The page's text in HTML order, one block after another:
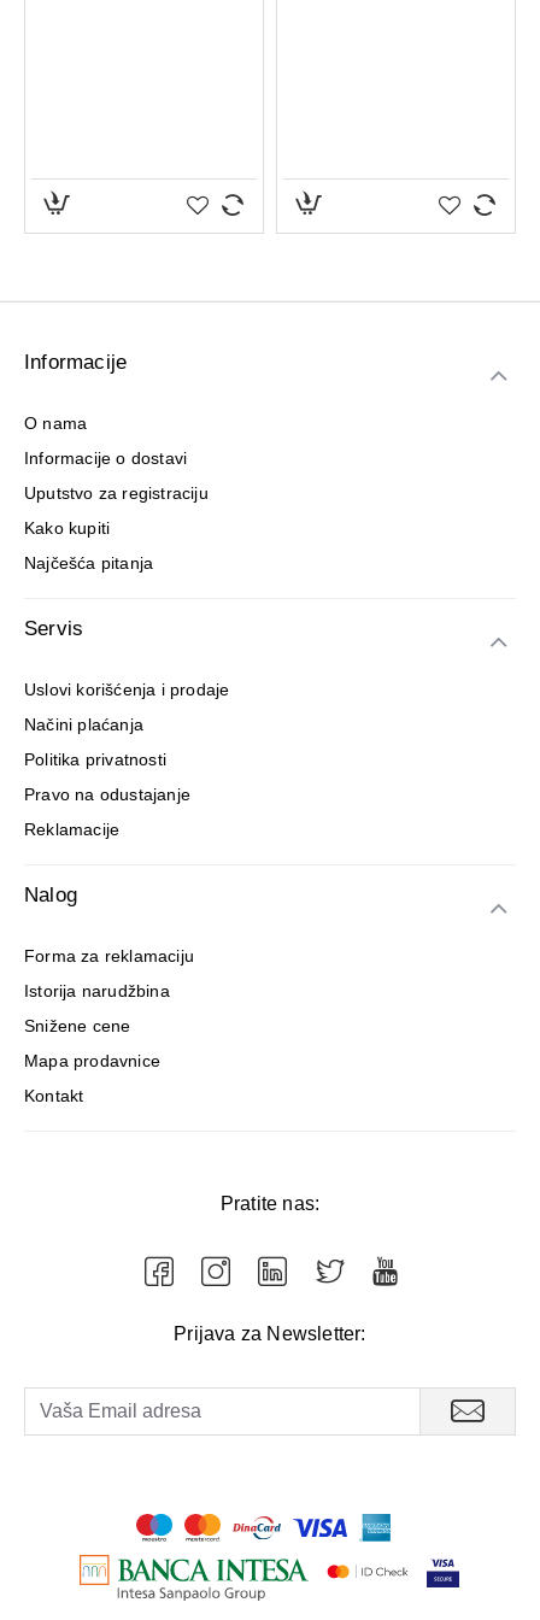
Informacije
O nama
Informacije o dostavi
Uputstvo za registraciju
Kako kupiti
Najčešća pitanja
Servis
Uslovi korišćenja i prodaje
Načini plaćanja
Politika privatnosti
Pravo na odustajanje
Reklamacije
Nalog
Forma za reklamaciju
Istorija narudžbina
Snižene cene
Mapa prodavnice
Kontakt
Pratite nas:
Prijava za Newsletter: